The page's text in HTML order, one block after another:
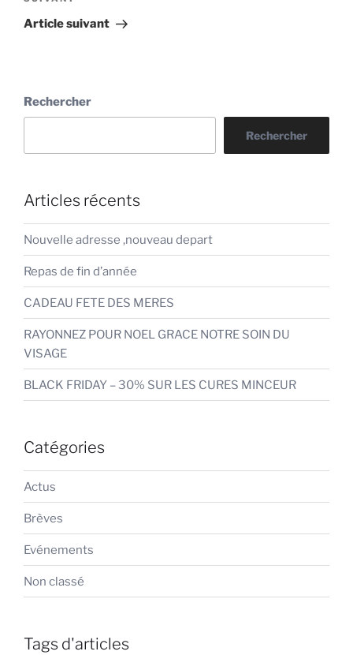
suivant
Article suivant
Rechercher
Rechercher
Articles récents
Nouvelle adresse ,nouveau depart
Repas de fin d’année
CADEAU FETE DES MERES
RAYONNEZ POUR NOEL GRACE NOTRE SOIN DU
VISAGE
BLACK FRIDAY – 30% SUR LES CURES MINCEUR
Catégories
Actus
Brèves
Evénements
Non classé
Tags d'articles